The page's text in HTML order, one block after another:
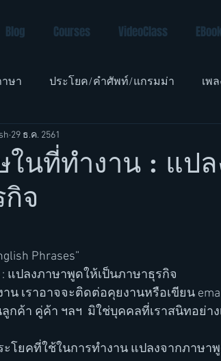
Blog Courses VideoClass
ษา ประโยค/คำศัพท์/แกรมม่า เพ
ษเด็ก
ในที่ทำงาน : แป
จ
29 ธ.ค. 2561
Phrases”
: แปลงภาษาพูดให้เป็นภาษาธุรกิจ
าน เราอาจจะติดต่อคุยงานหรือเขียน
กค้า คู่ค้า ฯลฯ  มิใช่บุคคลที่เราสนิทอย่า
ะโยคที่ใช้ในการทำงาน แปลงจากภาษา